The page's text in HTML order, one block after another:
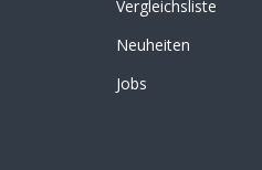
Vergleichsliste
Neuheiten
Jobs